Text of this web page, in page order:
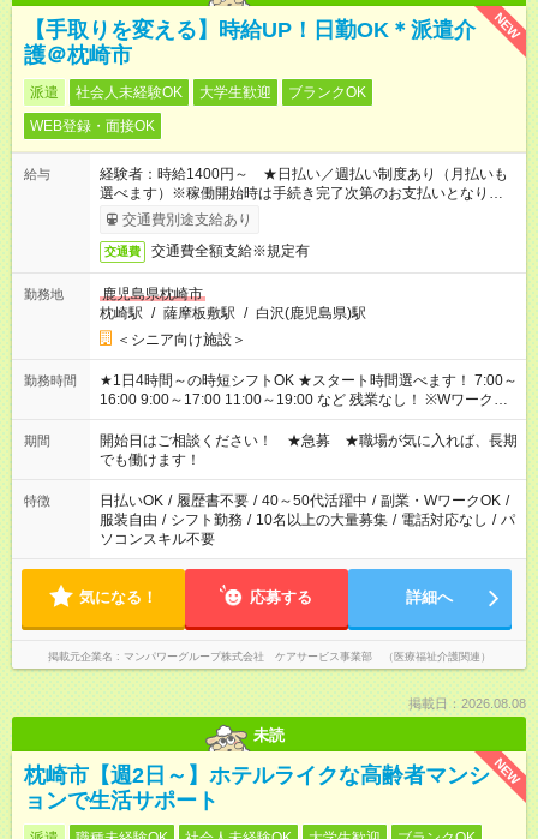
NEW
【手取りを変える】時給UP！日勤OK＊派遣介
護＠枕崎市
派遣 社会人未経験OK 大学生歓迎
ブランクOK
WEB登録・面接OK
給与
経験者：時給1400円～ ★日払い／週払い制度あり（月払いも
選べます）※稼働開始時は手続き完了次第のお支払いとなりま
す。交通費別途支給あり
交通費 交通費全額支給※規定有
勤務地
鹿児島県枕崎市
枕崎駅 / 薩摩板敷駅 / 白沢(鹿児島県)駅
＜シニア向け施設＞
勤務時間
★1日4時間～の時短シフトOK ★スタート時間選べます！ 7:00～
16:00 9:00～17:00 11:00～19:00 など 残業なし！ ※Wワークの
場合、他のお仕事と合わせ週40時間超の就業はご案内できませ
ん ※法令に基づき、週20時間以上勤務は社会保険への加入対象
となります ※労働者派遣法（日雇い派遣の原則禁止）により、
短時間・短期間の就業はご案内が難しい場合があります
期間
開始日はご相談ください！ ★急募 ★職場が気に入れば、長期
でも働けます！
特徴 日払いOK / 履歴書不要 / 40～50代活躍中 / 副業・WワークOK /
服装自由 / シフト勤務 / 10名以上の大量募集 / 電話対応なし / パ
ソコンスキル不要
気になる！ 応募する 詳細へ
掲載元企業名 マンパワーグループ株式会社 ケアサービス事業部 （医療福祉介護関連）
掲載日：2026.08.08
未読
NEW
枕崎市【週2日～】ホテルライクな高齢者マンシ
ョンで生活サポート